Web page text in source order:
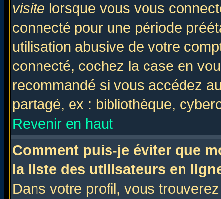
visite lorsque vous vous
connecté pour une période
utilisation abusive de votre
connecté, cochez la case en
recommandé si vous accédez
partagé, ex : bibliothèque,
Revenir en haut
Comment puis-je éviter que
la liste des utilisateurs en
Dans votre profil, vous